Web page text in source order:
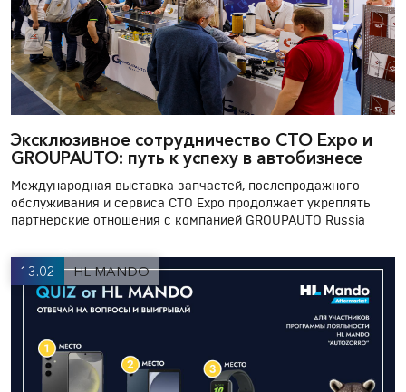
Эксклюзивное сотрудничество СТО Expo и
GROUPAUTO: путь к успеху в автобизнесе
Международная выставка запчастей, послепродажного
обслуживания и сервиса СТО Expo продолжает укреплять
партнерские отношения с компанией GROUPAUTO Russia
13.02 HL MANDO